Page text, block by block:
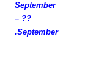
September
– ??
.September